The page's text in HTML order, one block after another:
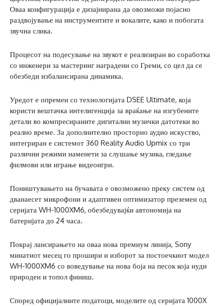
Оваа конфигурација е дизајнирана да овозможи појасно
раздвојување на инструментите и вокалите, како и побогата
звучна слика.
Процесот на подесување на звукот е реализиран во соработка
со инженери за мастеринг наградени со Греми, со цел да се
обезбеди избалансирана динамика.
Уредот е опремен со технологијата DSEE Ultimate, која
користи вештачка интелигенција за враќање на изгубените
детали во компресираните дигитални музички датотеки во
реално време. За дополнително просторно аудио искуство,
интегриран е системот 360 Reality Audio Upmix со три
различни режими наменети за слушање музика, гледање
филмови или играње видеоигри.
Поништувањето на бучавата е овозможено преку систем од
дванаесет микрофони и адаптивен оптимизатор преземен од
серијата WH-1000XM6, обезбедувајќи автономија на
батеријата до 24 часа.
Покрај лансирањето на оваа нова премиум линија, Sony
минатиот месец го прошири и изборот за постоечкиот модел
WH-1000XM6 со воведување на нова боја на песок која нуди
природен и топол финиш.
Според официјалните податоци, моделите од серијата 1000X